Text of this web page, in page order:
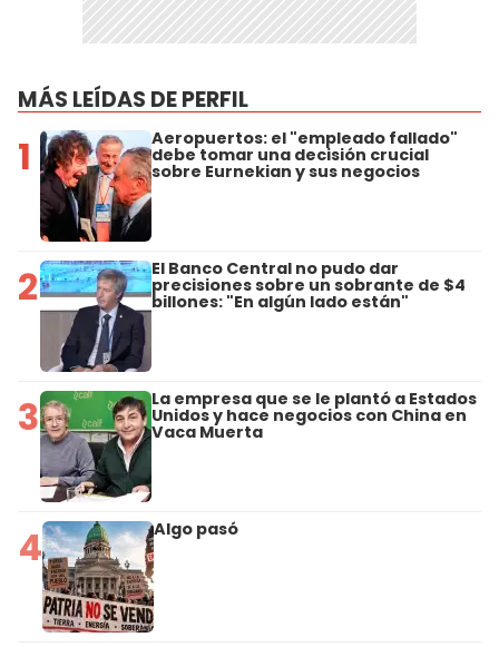
MÁS LEÍDAS DE PERFIL
1 Aeropuertos: el "empleado fallado"
debe tomar una decisión crucial
sobre Eurnekian y sus negocios
2 El Banco Central no pudo dar
precisiones sobre un sobrante de $4
billones: "En algún lado están"
3 La empresa que se le plantó a Estados
Unidos y hace negocios con China en
Vaca Muerta
4 Algo pasó